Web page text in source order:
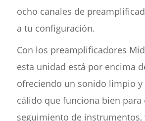
ocho canales de
a tu configuración.
Con los preamplificadores
esta unidad está por encima
ofreciendo un sonido limpio
cálido que funciona bien para
seguimiento de instrumentos,